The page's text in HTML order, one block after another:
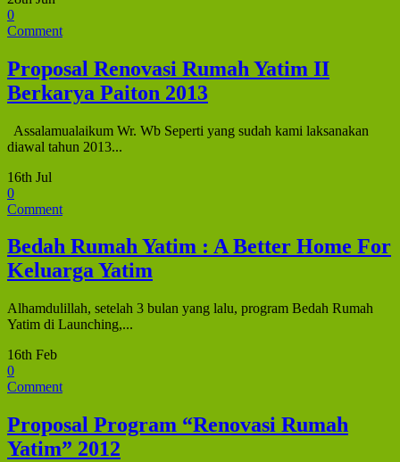
0
Comment
Proposal Renovasi Rumah Yatim II
Berkarya Paiton 2013
Assalamualaikum Wr. Wb Seperti yang sudah kami laksanakan
diawal tahun 2013...
16th Jul
0
Comment
Bedah Rumah Yatim : A Better Home For
Keluarga Yatim
Alhamdulillah, setelah 3 bulan yang lalu, program Bedah Rumah
Yatim di Launching,...
16th Feb
0
Comment
Proposal Program “Renovasi Rumah
Yatim” 2012